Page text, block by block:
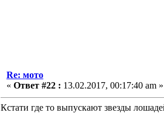
Re: мото
« Ответ #22 : 13.02.2017, 00:17:40 am »
Кстати где то выпускают звезды